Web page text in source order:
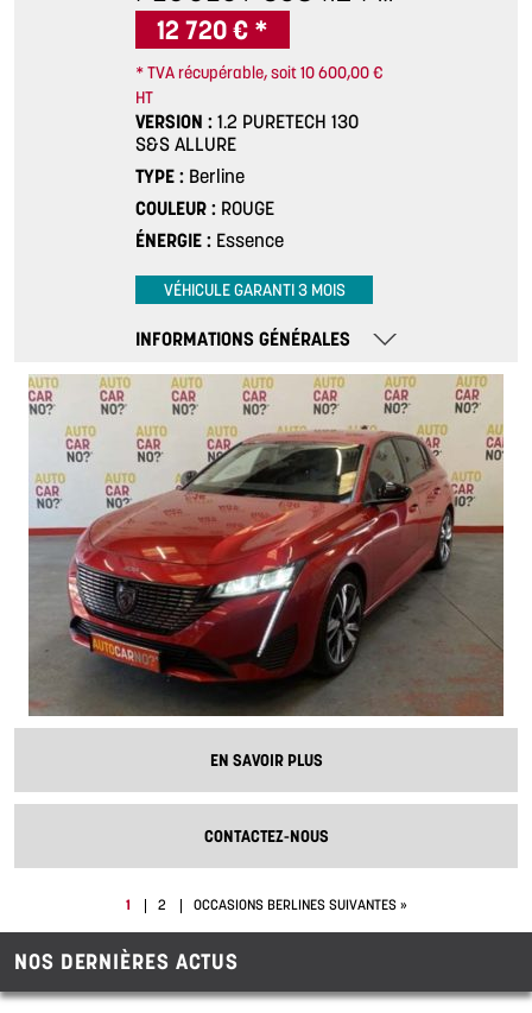
12 720 € *
* TVA récupérable, soit 10 600,00 €
HT
VERSION
1.2 PURETECH 130
S&S ALLURE
TYPE
Berline
COULEUR
ROUGE
ÉNERGIE
Essence
VÉHICULE GARANTI 3 MOIS
INFORMATIONS GÉNÉRALES
EN SAVOIR PLUS
CONTACTEZ-NOUS
1 2 OCCASIONS BERLINES SUIVANTES »
NOS DERNIÈRES ACTUS